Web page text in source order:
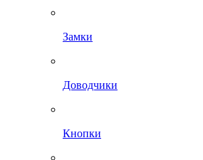
Замки
Доводчики
Кнопки